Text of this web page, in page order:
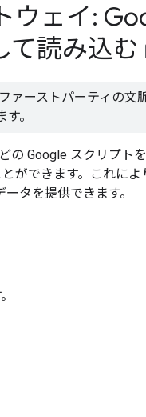
ウェイ:
て読み込む
ァーストパーティの文
。
の Google スクリプト
ができます。これによ
タを提供できます。